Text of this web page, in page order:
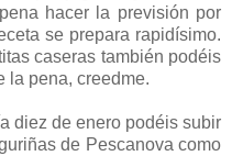
hacer la previsión por
se prepara rapidísimo.
caseras también podéis
la pena, creedme.
diez de enero podéis subir
de Pescanova como